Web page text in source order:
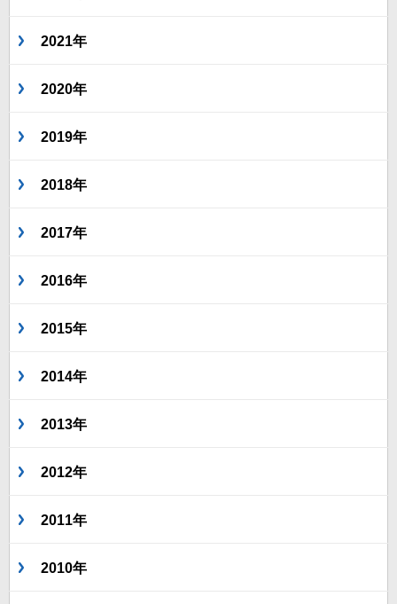
2021年
2020年
2019年
2018年
2017年
2016年
2015年
2014年
2013年
2012年
2011年
2010年